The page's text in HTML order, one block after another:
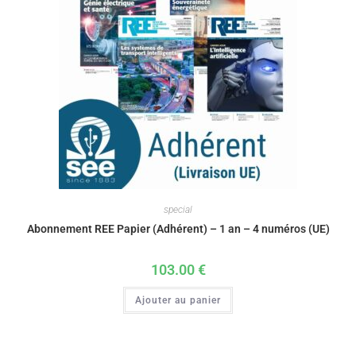
special
Abonnement REE Papier (Adhérent) – 1 an – 4 numéros (UE)
103.00€
Ajouter au panier